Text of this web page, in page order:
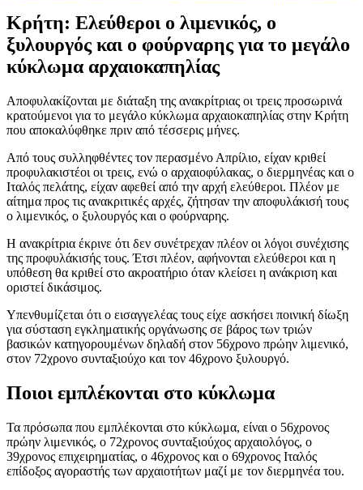
Κρήτη: Ελεύθεροι ο λιμενικός, ο
ξυλουργός και ο φούρναρης για το μεγάλο
κύκλωμα αρχαιοκαπηλίας
Αποφυλακίζονται με διάταξη της ανακρίτριας οι τρεις προσωρινά
κρατούμενοι για το μεγάλο κύκλωμα αρχαιοκαπηλίας στην Κρήτη
που αποκαλύφθηκε πριν από τέσσερις μήνες.
Από τους συλληφθέντες τον περασμένο Απρίλιο, είχαν κριθεί
προφυλακιστέοι οι τρεις, ενώ ο αρχαιοφύλακας, ο διερμηνέας και ο
Ιταλός πελάτης, είχαν αφεθεί από την αρχή ελεύθεροι. Πλέον με
αίτημα προς τις ανακριτικές αρχές, ζήτησαν την αποφυλάκισή τους
ο λιμενικός, ο ξυλουργός και ο φούρναρης.
H ανακρίτρια έκρινε ότι δεν συνέτρεχαν πλέον οι λόγοι συνέχισης
της προφυλάκισής τους. Έτσι πλέον, αφήνονται ελεύθεροι και η
υπόθεση θα κριθεί στο ακροατήριο όταν κλείσει η ανάκριση και
οριστεί δικάσιμος.
Υπενθυμίζεται ότι ο εισαγγελέας τους είχε ασκήσει ποινική δίωξη
για σύσταση εγκληματικής οργάνωσης σε βάρος των τριών
βασικών κατηγορουμένων δηλαδή στον 56χρονο πρώην λιμενικό,
στον 72χρονο συνταξιούχο και τον 46χρονο ξυλουργό.
Ποιοι εμπλέκονται στο κύκλωμα
Τα πρόσωπα που εμπλέκονται στο κύκλωμα, είναι ο 56χρονος
πρώην λιμενικός, ο 72χρονος συνταξιούχος αρχαιολόγος, ο
39χρονος επιχειρηματίας, ο 46χρονος και ο 69χρονος Ιταλός
επίδοξος αγοραστής των αρχαιοτήτων μαζί με τον διερμηνέα του.